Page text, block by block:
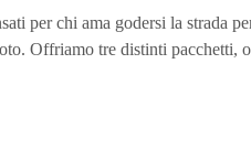
per chi ama godersi la strada
Offriamo tre distinti pacchetti,